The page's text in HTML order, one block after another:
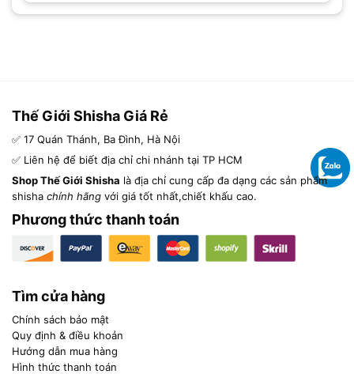
Thế Giới Shisha Giá Rẻ
✅ 17 Quán Thánh, Ba Đình, Hà Nội
✅ Liên hệ để biết địa chỉ chi nhánh tại TP HCM
Shop Thế Giới Shisha là địa chỉ cung cấp đa dạng các sản phẩm
shisha chính hãng với giá tốt nhất,chiết khấu cao.
Phương thức thanh toán
Tìm cửa hàng
Chính sách bảo mật
Quy định & điều khoản
Hướng dẫn mua hàng
Hình thức thanh toán